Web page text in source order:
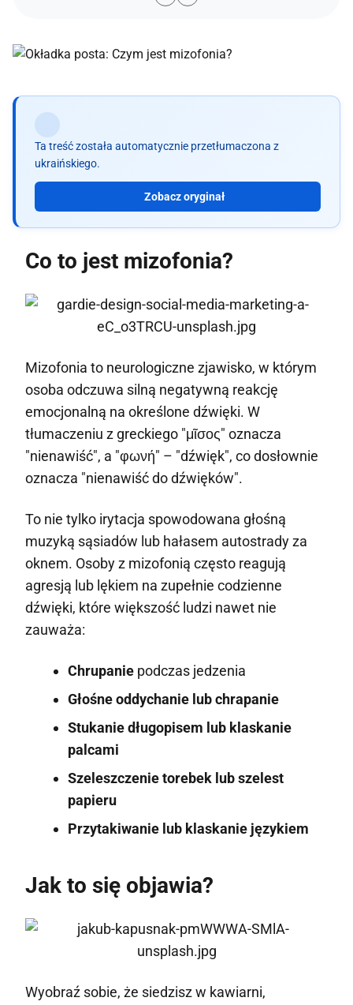
Ta treść została automatycznie przetłumaczona z
ukraińskiego.
Zobacz oryginał
Co to jest mizofonia?
Mizofonia to neurologiczne zjawisko, w którym
osoba odczuwa silną negatywną reakcję
emocjonalną na określone dźwięki. W
tłumaczeniu z greckiego "μῖσος" oznacza
"nienawiść", a "φωνή" – "dźwięk", co dosłownie
oznacza "nienawiść do dźwięków".
To nie tylko irytacja spowodowana głośną
muzyką sąsiadów lub hałasem autostrady za
oknem. Osoby z mizofonią często reagują
agresją lub lękiem na zupełnie codzienne
dźwięki, które większość ludzi nawet nie
zauważa:
Chrupanie podczas jedzenia
Głośne oddychanie lub chrapanie
Stukanie długopisem lub klaskanie
palcami
Szeleszczenie torebek lub szelest
papieru
Przytakiwanie lub klaskanie językiem
Jak to się objawia?
Wyobraź sobie, że siedzisz w kawiarni,